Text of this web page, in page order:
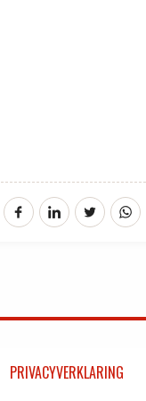
PRIVACYVERKLARING